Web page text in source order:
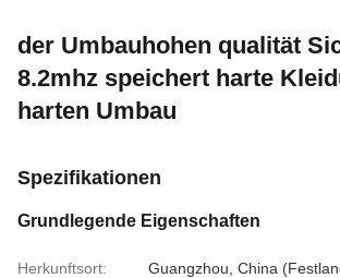
der Umbauhohen qualität
8.2mhz speichert harte
harten Umbau
Spezifikationen
Grundlegende Eigenschaften
Herkunftsort: Guangzhou, China